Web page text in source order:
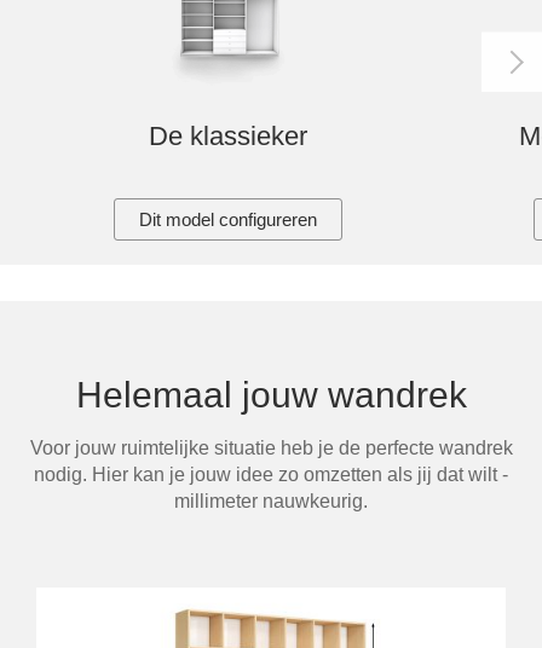
De klassieker
Dit model configureren
Helemaal jouw wandrek
Voor jouw ruimtelijke situatie heb je de perfecte wandrek
nodig. Hier kan je jouw idee zo omzetten als jij dat wilt -
millimeter nauwkeurig.